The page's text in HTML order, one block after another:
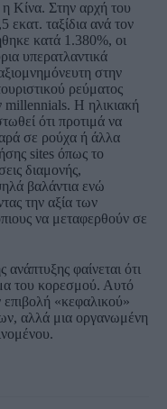
Κίνα. Στην αρχή του
εκατ. ταξίδια ανά τον
κατά 1.380%, οι
υπερατλαντικά
στην
ρεύματος
millennials. Η ηλικιακή
ότι προτιμά να
σε ρούχα ή άλλα
sites όπως το
διαμονής,
βαλάντια ενώ
την αξία των
να μεταφερθούν σε
ανάπτυξης φαίνεται ότι
του κορεσμού. Αυτό
«κεφαλικού»
αλλά μια οργανωμένη